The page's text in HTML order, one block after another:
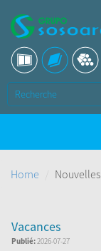
Home Nouvelles
Vacances
Publié:2026-07-27